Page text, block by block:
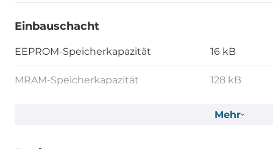
Einbauschacht
EEPROM-Speicherkapazität 16 kB
MRAM-Speicherkapazität 128 kB
32 GB
Mehr